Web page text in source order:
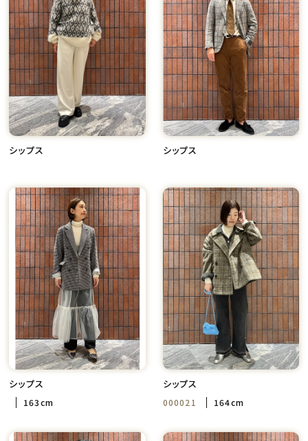
シップス シップス
シップス
163cm
シップス
000021 164cm